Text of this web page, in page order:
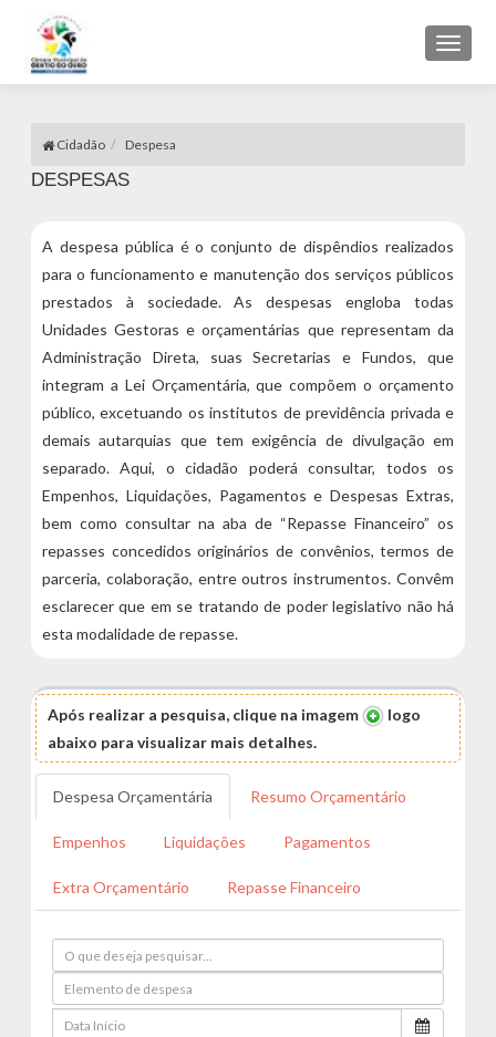
Toggle
Cidadão Despesa
DESPESAS
A despesa pública é o conjunto de dispêndios realizados
para o funcionamento e manutenção dos serviços públicos
prestados à sociedade. As despesas engloba todas
Unidades Gestoras e orçamentárias que representam da
Administração Direta, suas Secretarias e Fundos, que
integram a Lei Orçamentária, que compõem o orçamento
público, excetuando os institutos de previdência privada e
demais autarquias que tem exigência de divulgação em
separado. Aqui, o cidadão poderá consultar, todos os
Empenhos, Liquidações, Pagamentos e Despesas Extras,
bem como consultar na aba de “Repasse Financeiro” os
repasses concedidos originários de convênios, termos de
parceria, colaboração, entre outros instrumentos. Convêm
esclarecer que em se tratando de poder legislativo não há
esta modalidade de repasse.
Após realizar a pesquisa, clique na imagem
logo
abaixo para visualizar mais detalhes.
Despesa Orçamentária Resumo Orçamentário
Empenhos Liquidações Pagamentos
Extra Orçamentário Repasse Financeiro